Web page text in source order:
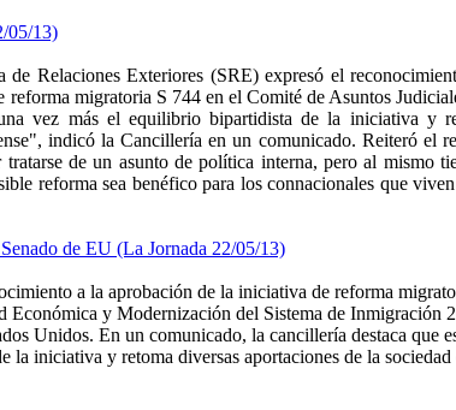
05/13)
de Relaciones Exteriores (SRE) expresó el
migratoria S 744 en el Comité de Asuntos
vez más el equilibrio bipartidista de la iniciativa y
indicó la Cancillería en un comunicado. Reiteró el
de un asunto de política interna, pero al mismo
reforma sea benéfico para los connacionales que
de EU (La Jornada 22/05/13)
a la aprobación de la iniciativa de reforma
Económica y Modernización del Sistema de Inmigración
Unidos. En un comunicado, la cancillería destaca que
la iniciativa y retoma diversas aportaciones de la